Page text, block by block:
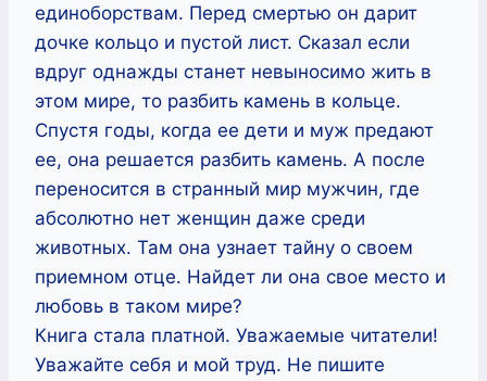
единоборствам. Перед смертью он дарит
дочке кольцо и пустой лист. Сказал если
вдруг однажды станет невыносимо жить в
этом мире, то разбить камень в кольце.
Спустя годы, когда ее дети и муж предают
ее, она решается разбить камень. А после
переносится в странный мир мужчин, где
абсолютно нет женщин даже среди
животных. Там она узнает тайну о своем
приемном отце. Найдет ли она свое место и
любовь в таком мире?
Книга стала платной. Уважаемые читатели!
Уважайте себя и мой труд. Не пишите